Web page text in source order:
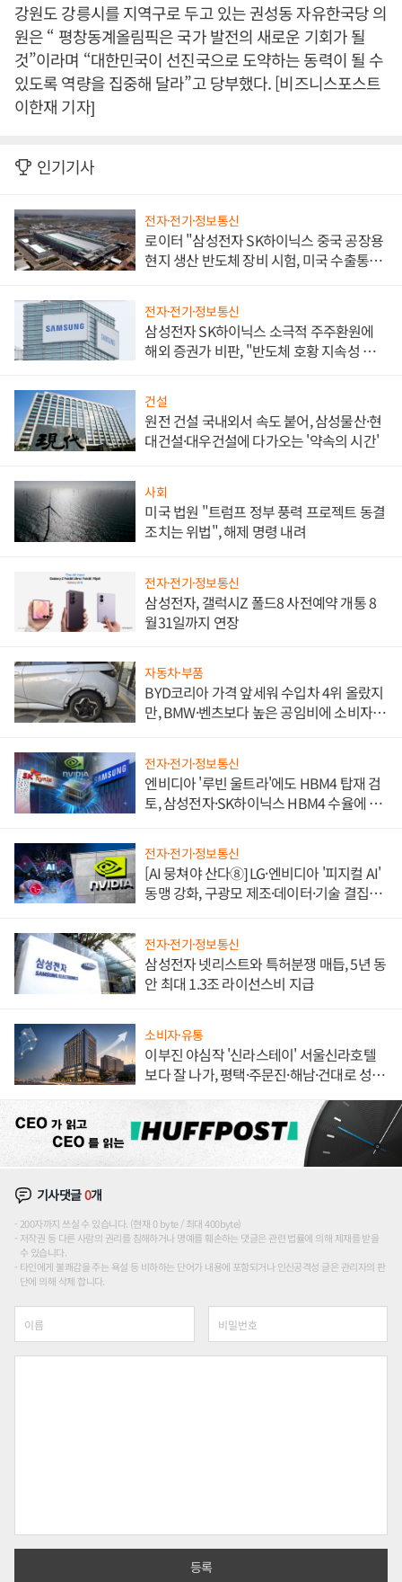
강원도 강릉시를 지역구로 두고 있는 권성동 자유한국당 의
원은 “ 평창동계올림픽은 국가 발전의 새로운 기회가 될
것”이라며 “대한민국이 선진국으로 도약하는 동력이 될 수
있도록 역량을 집중해 달라”고 당부했다. [비즈니스포스트
이한재 기자]
인기기사
전자·전기·정보통신
로이터 "삼성전자 SK하이닉스 중국 공장용
현지 생산 반도체 장비 시험, 미국 수출통제
전자·전기·정보통신
삼성전자 SK하이닉스 소극적 주주환원에
해외 증권가 비판, "반도체 호황 지속성 의
건설
원전 건설 국내외서 속도 붙어, 삼성물산·현
대건설·대우건설에 다가오는 '약속의 시간'
사회
미국 법원 "트럼프 정부 풍력 프로젝트 동결
조치는 위법", 해제 명령 내려
전자·전기·정보통신
삼성전자, 갤럭시Z 폴드8 사전예약 개통 8
월31일까지 연장
자동차·부품
BYD코리아 가격 앞세워 수입차 4위 올랐지
만, BMW·벤츠보다 높은 공임비에 소비자
전자·전기·정보통신
엔비디아 '루빈 울트라'에도 HBM4 탑재 검
토, 삼성전자·SK하이닉스 HBM4 수율에 주
전자·전기·정보통신
[AI 뭉쳐야 산다⑧] LG·엔비디아 '피지컬 AI'
동맹 강화, 구광모 제조·데이터·기술 결집
전자·전기·정보통신
삼성전자 넷리스트와 특허분쟁 매듭, 5년 동
안 최대 1.3조 라이선스비 지급
소비자·유통
이부진 야심작 '신라스테이' 서울신라호텔
보다 잘 나가, 평택·주문진·해남·건대로 성
기사댓글0개
200자까지 쓰실 수 있습니다. (현재 0 byte / 최대 400byte)
저작권 등 다른 사람의 권리를 침해하거나 명예를 훼손하는 댓글은 관련 법률에 의해 제재를 받을
수 있습니다.
타인에게 불쾌감을 주는 욕설 등 비하하는 단어가 내용에 포함되거나 인신공격성 글은 관리자의 판
단에 의해 삭제 합니다.